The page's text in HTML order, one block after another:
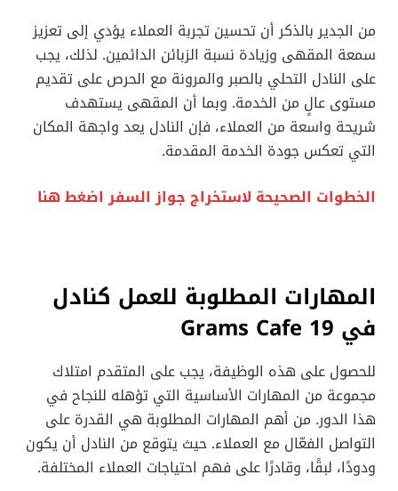
من الجدير بالذكر أن تحسين تجربة العملاء يؤدي إلى تعزيز
سمعة المقهى وزيادة نسبة الزبائن الدائمين. لذلك، يجب
على النادل التحلي بالصبر والمرونة مع الحرص على تقديم
مستوى عالٍ من الخدمة. وبما أن المقهى يستهدف
شريحة واسعة من العملاء، فإن النادل يعد واجهة المكان
التي تعكس جودة الخدمة المقدمة.
الخطوات الصحيحة لاستخراج جواز السفر اضغط هنا
المهارات المطلوبة للعمل كنادل
في 19 Grams Cafe
للحصول على هذه الوظيفة، يجب على المتقدم امتلاك
مجموعة من المهارات الأساسية التي تؤهله للنجاح في
هذا الدور. من أهم المهارات المطلوبة هي القدرة على
التواصل الفعّال مع العملاء. حيث يتوقع من النادل أن يكون
ودودًا، لبقًا، وقادرًا على فهم احتياجات العملاء المختلفة.